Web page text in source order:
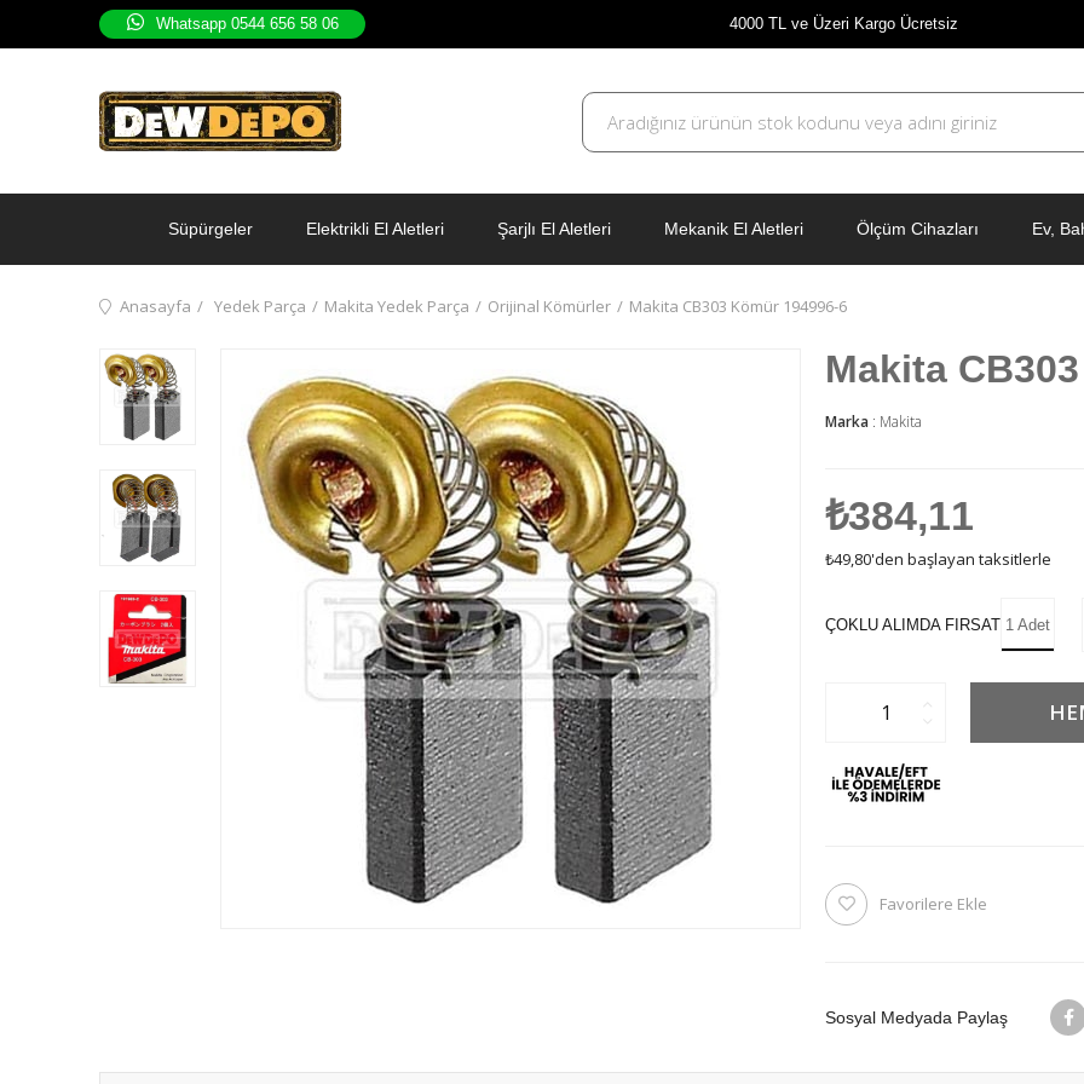
Whatsapp 0544 656 58 06 4000 TL ve Üzeri Kargo Ücretsiz
Süpürgeler Elektrikli El Aletleri Şarjlı El Aletleri Mekanik El Aletleri Ölçüm Cihazları Ev,
Anasayfa Yedek Parça Makita Yedek Parça Orijinal Kömürler Makita CB303 Kömür 194996-6
Makita
Marka : Makita
₺384,11
₺49,80'den başlayan taksitlerle
ÇOKLU ALIMDA FIRSAT 1 Adet
Favorilere Ekle
Sosyal Medyada Paylaş